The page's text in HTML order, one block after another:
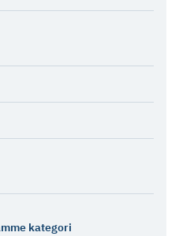
kategori